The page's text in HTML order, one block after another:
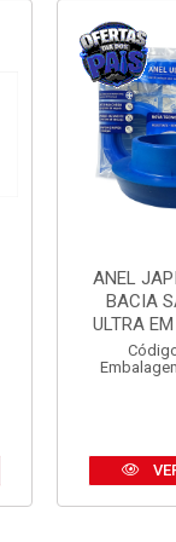
ANEL
BACIA
ULTRA